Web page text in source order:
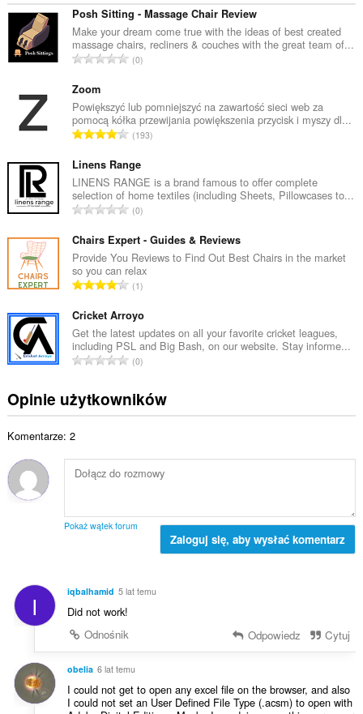
Posh Sitting - Massage Chair Review
Make your dream come true with the ideas of best created
massage chairs, recliners & couches with the great team of...
C
k
o
w
t
a
l
c
z
b
a
c
e
n
:
0
Zoom
Powiększyć lub pomniejszyć na zawartość sieci web za
pomocą kółka przewijania powiększenia przycisk i myszy dl...
C
ł
k
o
w
t
a
l
c
z
b
a
c
e
193
Linens Range
LINENS RANGE is a brand famous to offer complete
selection of home textiles (including Sheets, Pillowcases to...
C
ł
k
o
w
t
a
l
z
b
c
:
0
Chairs Expert - Guides & Reviews
Provide You Reviews to Find Out Best Chairs in the market
so you can relax
C
ł
k
o
w
t
a
c
z
o
:
1
Cricket Arroyo
Get the latest updates on all your favorite cricket leagues,
including PSL and Big Bash, on our website. Stay informe...
C
ł
k
i
t
i
a
e
n
:
0
Opinie użytkowników
Komentarze: 2
Pokaż wątek forum
Zaloguj się, aby wysłać komentarz
I iqbalhamid 5 lat temu
Did not work!
Odnośnik
Odpowiedz Cytuj
obelia 6 lat temu
I could not get to open any excel file on the browser, and also
I could not set an User Defined File Type (.acsm) to open with